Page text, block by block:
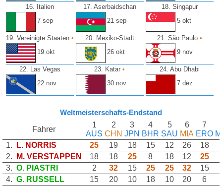
16. Italien
7 sep
17. Aserbaidschan
21 sep
18. Singapur
5 okt
19. Vereinigte Staaten •
19 okt
20. Mexiko-Stadt
26 okt
21. São Paulo •
9 nov
22. Las Vegas
22 nov
23. Katar•
30 nov
24. Abu Dhabi
7 dez
Weltmeisterschafts-Endstand
Fahrer
1
AUS
2
CHN
3
JPN
4
BHR
5
SAU
6
MIA
7
ERO
1.
L. NORRIS 25 19 18 15 12 26 18
2.
M. VERSTAPPEN 18 18 25 8 18 12 25
3. O. PIASTRI 2 32 15 25 25 32 15
4. G. RUSSELL 15 20 10 18 10 20
6